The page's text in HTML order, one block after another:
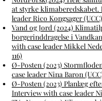
at styrke klimaberedskabet.
leader Rico Kongsager (UCC)
Vand og Jord (2024)
borgerinddragelse i
with case leader Mikkel
116)
Ø-Posten (2023)
case leader Nina Baron
Ø-Posten (2023) Planlæg
Interview with case leader